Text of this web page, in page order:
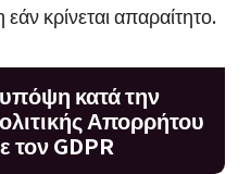
κρίνεται απαραίτητο.
κατά την
Απορρήτου
GDPR